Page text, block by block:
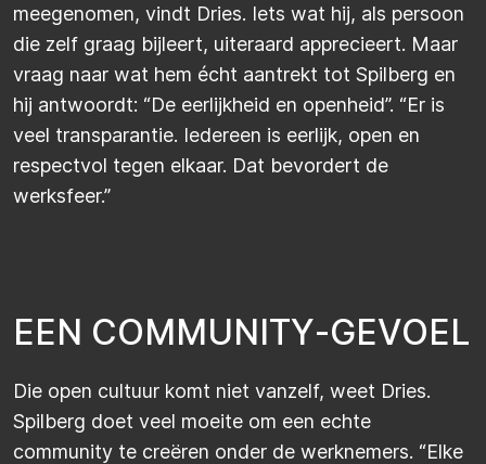
meegenomen, vindt Dries. Iets wat hij, als persoon
die zelf graag bijleert, uiteraard apprecieert. Maar
vraag naar wat hem écht aantrekt tot Spilberg en
hij antwoordt: “De eerlijkheid en openheid”. “Er is
veel transparantie. Iedereen is eerlijk, open en
respectvol tegen elkaar. Dat bevordert de
werksfeer.”
EEN COMMUNITY-GEVOEL
Die open cultuur komt niet vanzelf, weet Dries.
Spilberg doet veel moeite om een echte
community te creëren onder de werknemers. “Elke